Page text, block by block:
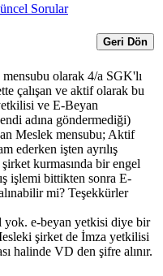
Sorular
Geri Dön
olarak 4/a SGK'lı
çalışan ve aktif olarak bu
ve E-Beyan
adına göndermediği)
Meslek mensubu; Aktif
ederken işten ayrılış
kurmasında bir engel
işlemi bittikten sonra E-
mi? Teşekkürler
yok. e-beyan yetkisi diye bir
şirket de İmza yetkilisi
halinde VD den şifre alınır.